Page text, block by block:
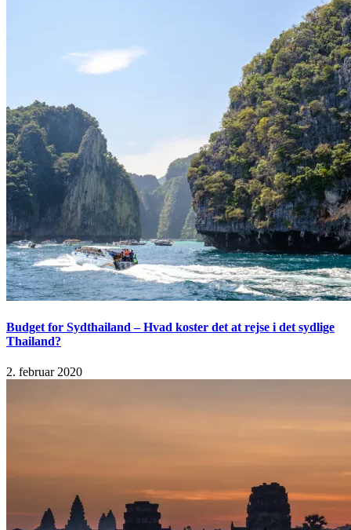
Budget for Sydthailand – Hvad koster det at rejse i det sydlige
Thailand?
2. februar 2020